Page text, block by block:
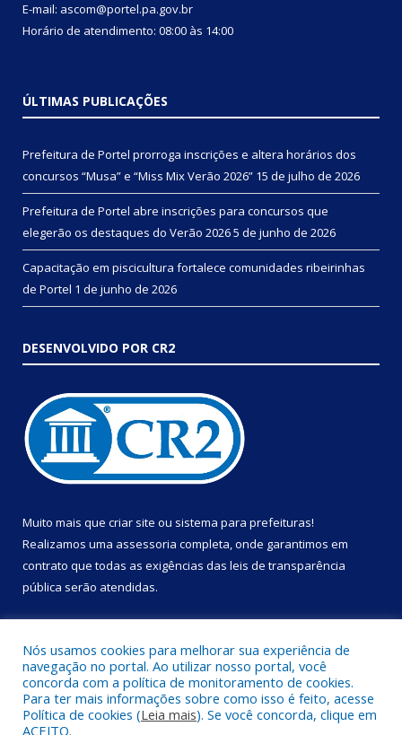
E-mail: ascom@portel.pa.gov.br
Horário de atendimento: 08:00 às 14:00
ÚLTIMAS PUBLICAÇÕES
Prefeitura de Portel prorroga inscrições e altera horários dos
concursos “Musa” e “Miss Mix Verão 2026” 15 de julho de 2026
Prefeitura de Portel abre inscrições para concursos que
elegerão os destaques do Verão 20265 de junho de 2026
Capacitação em piscicultura fortalece comunidades ribeirinhas
de Portel 1 de junho de 2026
DESENVOLVIDO POR CR2
Muito mais que criar site ou sistema para prefeituras!
Realizamos uma assessoria completa, onde garantimos em
contrato que todas as exigências das leis de transparência
pública serão atendidas.
Todos os direitos reservados a Prefeitura Municipal de Portel.
Nós usamos cookies para melhorar sua experiência de
navegação no portal. Ao utilizar nosso portal, você
concorda com a política de monitoramento de cookies.
Para ter mais informações sobre como isso é feito, acesse
Política de cookies (Leia mais). Se você concorda, clique em
ACEITO.